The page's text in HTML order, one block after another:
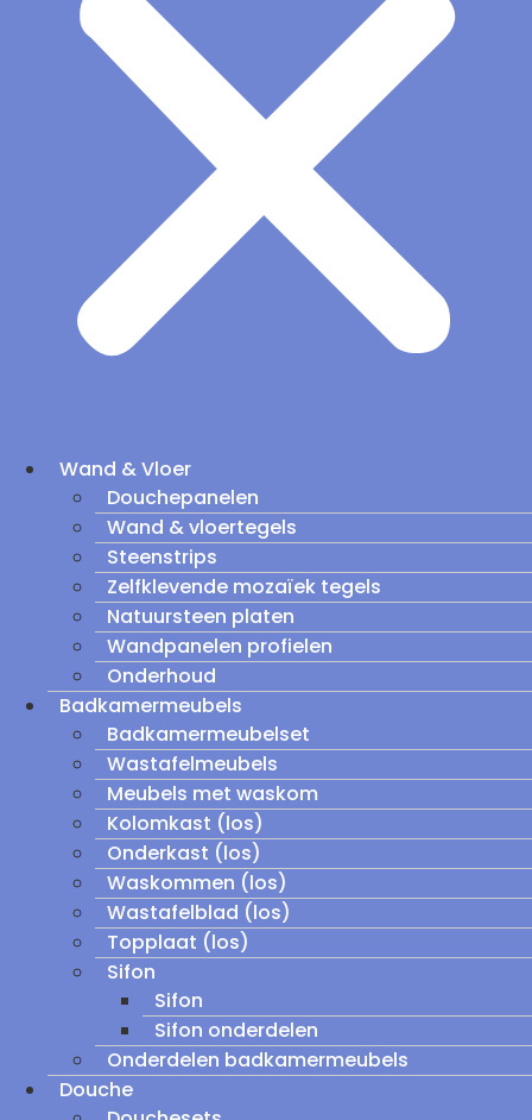
Wand & Vloer
Douchepanelen
Wand & vloertegels
Steenstrips
Zelfklevende mozaïek tegels
Natuursteen platen
Wandpanelen profielen
Onderhoud
Badkamermeubels
Badkamermeubelset
Wastafelmeubels
Meubels met waskom
Kolomkast (los)
Onderkast (los)
Waskommen (los)
Wastafelblad (los)
Topplaat (los)
Sifon
Sifon
Sifon onderdelen
Onderdelen badkamermeubels
Douche